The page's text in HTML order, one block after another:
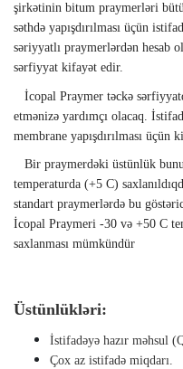
şirkətinin bitum praymerləri
səthdə yapışdırılması üçün
səriyyatlı praymerlərdən hesab
sərfiyyat kifayət edir.
İcopal Praymer təckə
etmənizə yardımçı olacaq.
membrane yapışdırılması üçün
Bir praymerdəki üstünlük
temperaturda (+5 C)
standart praymerlərdə bu
İcopal Praymeri -30 və +50 C
saxlanması mümkündür
Üstünlükləri:
İstifadəyə hazır məhsul
Çox az istifadə miqdarı.